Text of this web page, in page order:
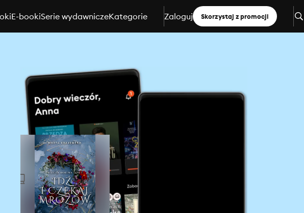
E-bookiSerie wydawniczeKategorie Zaloguj Skorzystaj z promocji